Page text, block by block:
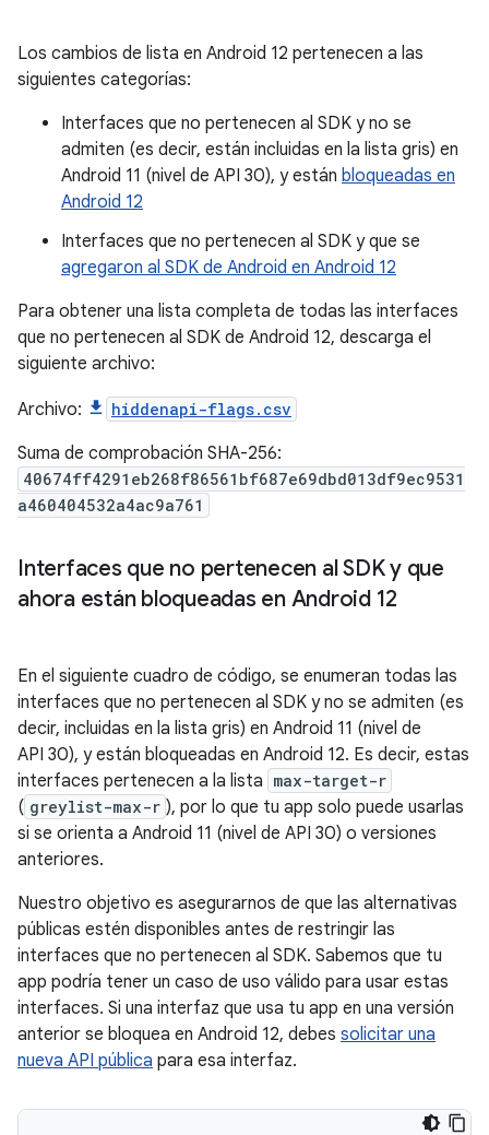
Los cambios de lista en Android 12 pertenecen a las
siguientes categorías:
Interfaces que no pertenecen al SDK y no se
admiten (es decir, están incluidas en la lista gris) en
Android 11 (nivel de API 30), y están bloqueadas en
Android 12
Interfaces que no pertenecen al SDK y que se
agregaron al SDK de Android en Android 12
Para obtener una lista completa de todas las interfaces
que no pertenecen al SDK de Android 12, descarga el
siguiente archivo:
Archivo: hiddenapi-flags.csv
Suma de comprobación SHA-256:
40674ff4291eb268f86561bf687e69dbd013df9ec9531
a460404532a4ac9a761
Interfaces que no pertenecen al SDK y que
ahora están bloqueadas en Android 12
En el siguiente cuadro de código, se enumeran todas las
interfaces que no pertenecen al SDK y no se admiten (es
decir, incluidas en la lista gris) en Android 11 (nivel de
API 30), y están bloqueadas en Android 12. Es decir, estas
interfaces pertenecen a la lista max-target-r
( greylist-max-r ), por lo que tu app solo puede usarlas
si se orienta a Android 11 (nivel de API 30) o versiones
anteriores.
Nuestro objetivo es asegurarnos de que las alternativas
públicas estén disponibles antes de restringir las
interfaces que no pertenecen al SDK. Sabemos que tu
app podría tener un caso de uso válido para usar estas
interfaces. Si una interfaz que usa tu app en una versión
anterior se bloquea en Android 12, debes solicitar una
nueva API pública para esa interfaz.